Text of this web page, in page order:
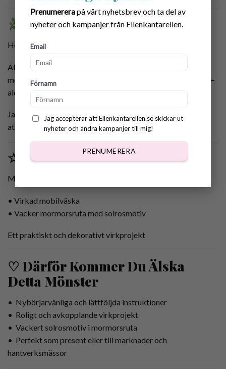
Prenumererapå vårt nyhetsbrev och ta del av
nyheter och kampanjer från Ellenkantarellen.
Email
Förnamn
Jag accepterar att Ellenkantarellen.se skickar ut
nyheter och andra kampanjer till mig!
PRENUMERERA
Om Designern
Hej, jag heter Ellen ♡
Alla mönster i min shop är omsorgsfullt designade för hand
med kreativitet, omtanke och en genuin kärlek till virkning —
aldrig skapade med hjälp av AI.
Jag skapar mönster som är mysiga, inspirerande och roliga
att virka.
☆ Detta Ingår
Mönstret innehåller instruktioner för att skapa:
• Virkad mobilväska
• Vacker mormorsruta med solrosmotiv
Ett praktiskt och dekorativt virkprojekt
♡ Därför Kommer Du Älska
Detta Mönster
• Nybörjarvänliga och lättföljda instruktioner
• Roligt och avkopplande virkprojekt
• Vackert solrosmotiv i mormorsruta
• Perfekt som present eller till marknader och
hantverksmässor